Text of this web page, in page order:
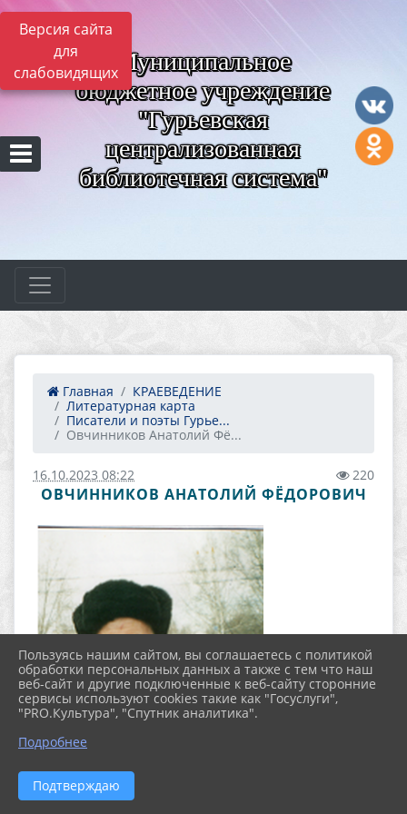
Версия сайта
для
слабовидящих Муниципальное
бюджетное учреждение
"Гурьевская
централизованная
библиотечная система"
Главная
КРАЕВЕДЕНИЕ
Литературная карта
Писатели и поэты Гурье...
Овчинников Анатолий Фё...
16.10.2023 08:22 220
ОВЧИННИКОВ АНАТОЛИЙ ФЁДОРОВИЧ
Пользуясь нашим сайтом, вы соглашаетесь с политикой
обработки персональных данных а также с тем что наш
веб-сайт и другие подключенные к веб-сайту сторонние
сервисы используют cookies такие как "Госуслуги",
"PRO.Культура", "Спутник аналитика".
Подробнее
Подтверждаю